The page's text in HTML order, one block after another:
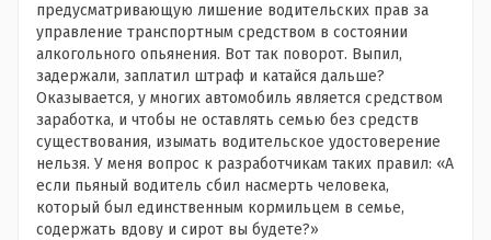
предусматривающую лишение водительских прав за
управление транспортным средством в состоянии
алкогольного опьянения. Вот так поворот. Выпил,
задержали, заплатил штраф и катайся дальше?
Оказывается, у многих автомобиль является средством
заработка, и чтобы не оставлять семью без средств
существования, изымать водительское удостоверение
нельзя. У меня вопрос к разработчикам таких правил: «А
если пьяный водитель сбил насмерть человека,
который был единственным кормильцем в семье,
содержать вдову и сирот вы будете?»